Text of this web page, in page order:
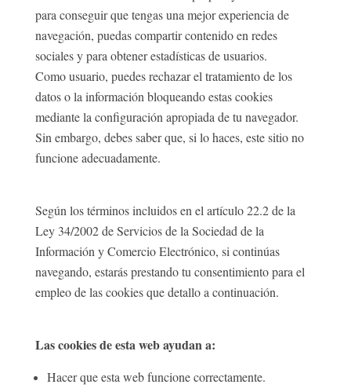
para conseguir que tengas una mejor experiencia de
navegación, puedas compartir contenido en redes
sociales y para obtener estadísticas de usuarios.
Como usuario, puedes rechazar el tratamiento de los
datos o la información bloqueando estas cookies
mediante la configuración apropiada de tu navegador.
Sin embargo, debes saber que, si lo haces, este sitio no
funcione adecuadamente.
Según los términos incluidos en el artículo 22.2 de la
Ley 34/2002 de Servicios de la Sociedad de la
Información y Comercio Electrónico, si continúas
navegando, estarás prestando tu consentimiento para el
empleo de las cookies que detallo a continuación.
Las cookies de esta web ayudan a:
Hacer que esta web funcione correctamente.